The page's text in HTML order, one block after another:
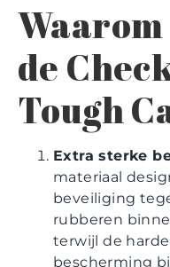
de
Tough
Extra sterke
materiaal
beveiliging
rubberen
terwijl de
bescherming